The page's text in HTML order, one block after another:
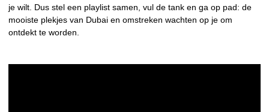
je wilt. Dus stel een playlist samen, vul de tank en ga op pad: de
mooiste plekjes van Dubai en omstreken wachten op je om
ontdekt te worden.